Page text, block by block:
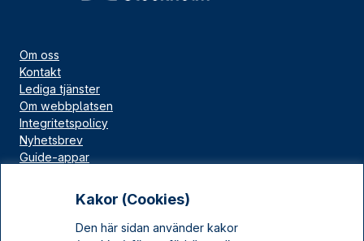
Kakor (Cookies)
Den här sidan använder kakor
Om oss
Kontakt
Lediga tjänster
Om webbplatsen
Integritetspolicy
Nyhetsbrev
Guide-appar
Kulturarv Stockholm